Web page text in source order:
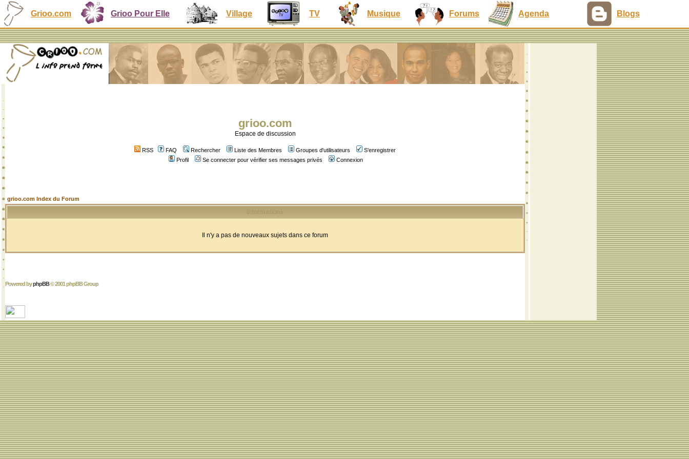
Grioo.com Grioo Pour Elle Village TV Musique Forums Agenda Blogs
grioo.com
Espace de discussion
RSS FAQ Rechercher Liste des Membres Groupes d'utilisateurs
S'enregistrer
Profil
Se connecter pour vérifier ses messages privés Connexion
grioo.com Index du Forum
Informations
Il n'y a pas de nouveaux sujets dans ce forum
Powered byphpBB© 2001 phpBB Group